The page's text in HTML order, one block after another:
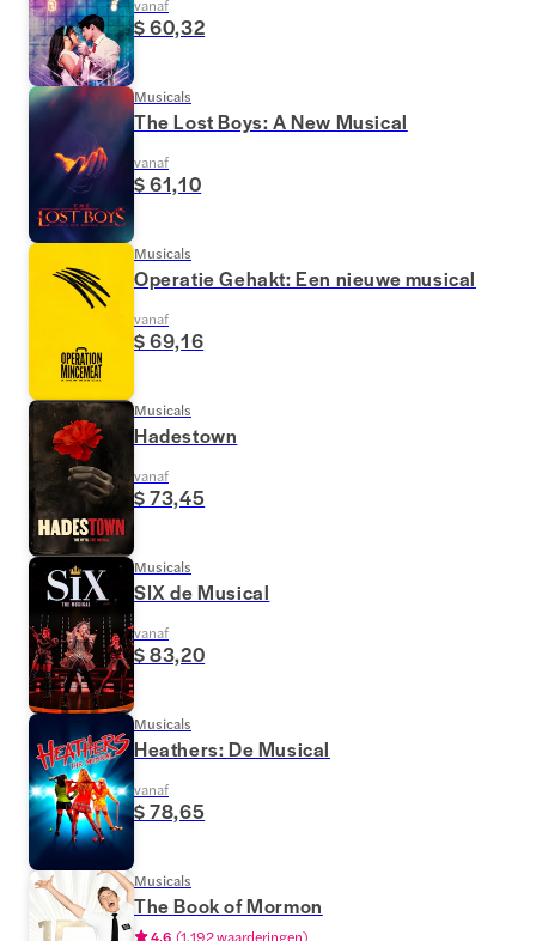
$ 60,32
Musicals
The Lost Boys: A New Musical
vanaf
$ 61,10
Musicals
Operatie Gehakt: Een nieuwe musical
vanaf
$ 69,16
Musicals
Hadestown
vanaf
$ 73,45
Musicals
SIX de Musical
vanaf
$ 83,20
Musicals
Heathers: De Musical
vanaf
$ 78,65
Musicals
The Book of Mormon
4.6 (1.192 waarderingen)